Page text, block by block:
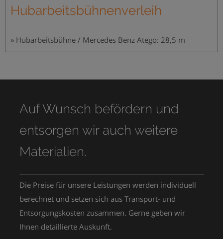
Hubarbeitsbühnenverleih
» Hubarbeitsbühne / Mercedes Benz Atego: 28,5 m
Auf Wunsch befördern und
entsorgen wir auch weitere
Materialien.
Die Preise für unsere Leistungen werden individuell
berechnet und setzen sich aus Transport- und
Entsorgungskosten zusammen. Gerne geben wir
Ihnen detaillierte Auskunft.